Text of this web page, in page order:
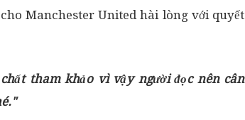
Manchester United hài lòng với quyết
tham khảo vì vậy người đọc nên cân